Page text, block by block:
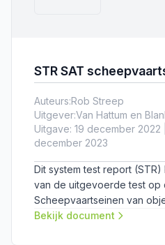
STR SAT
Auteurs:Rob Streep
Uitgever:Van Hattum en
Uitgave: 19 december
december 2023
Dit system test report
van de uitgevoerde test op
Scheepvaartseinen van
onttrekking IJmond.
Bekijk document